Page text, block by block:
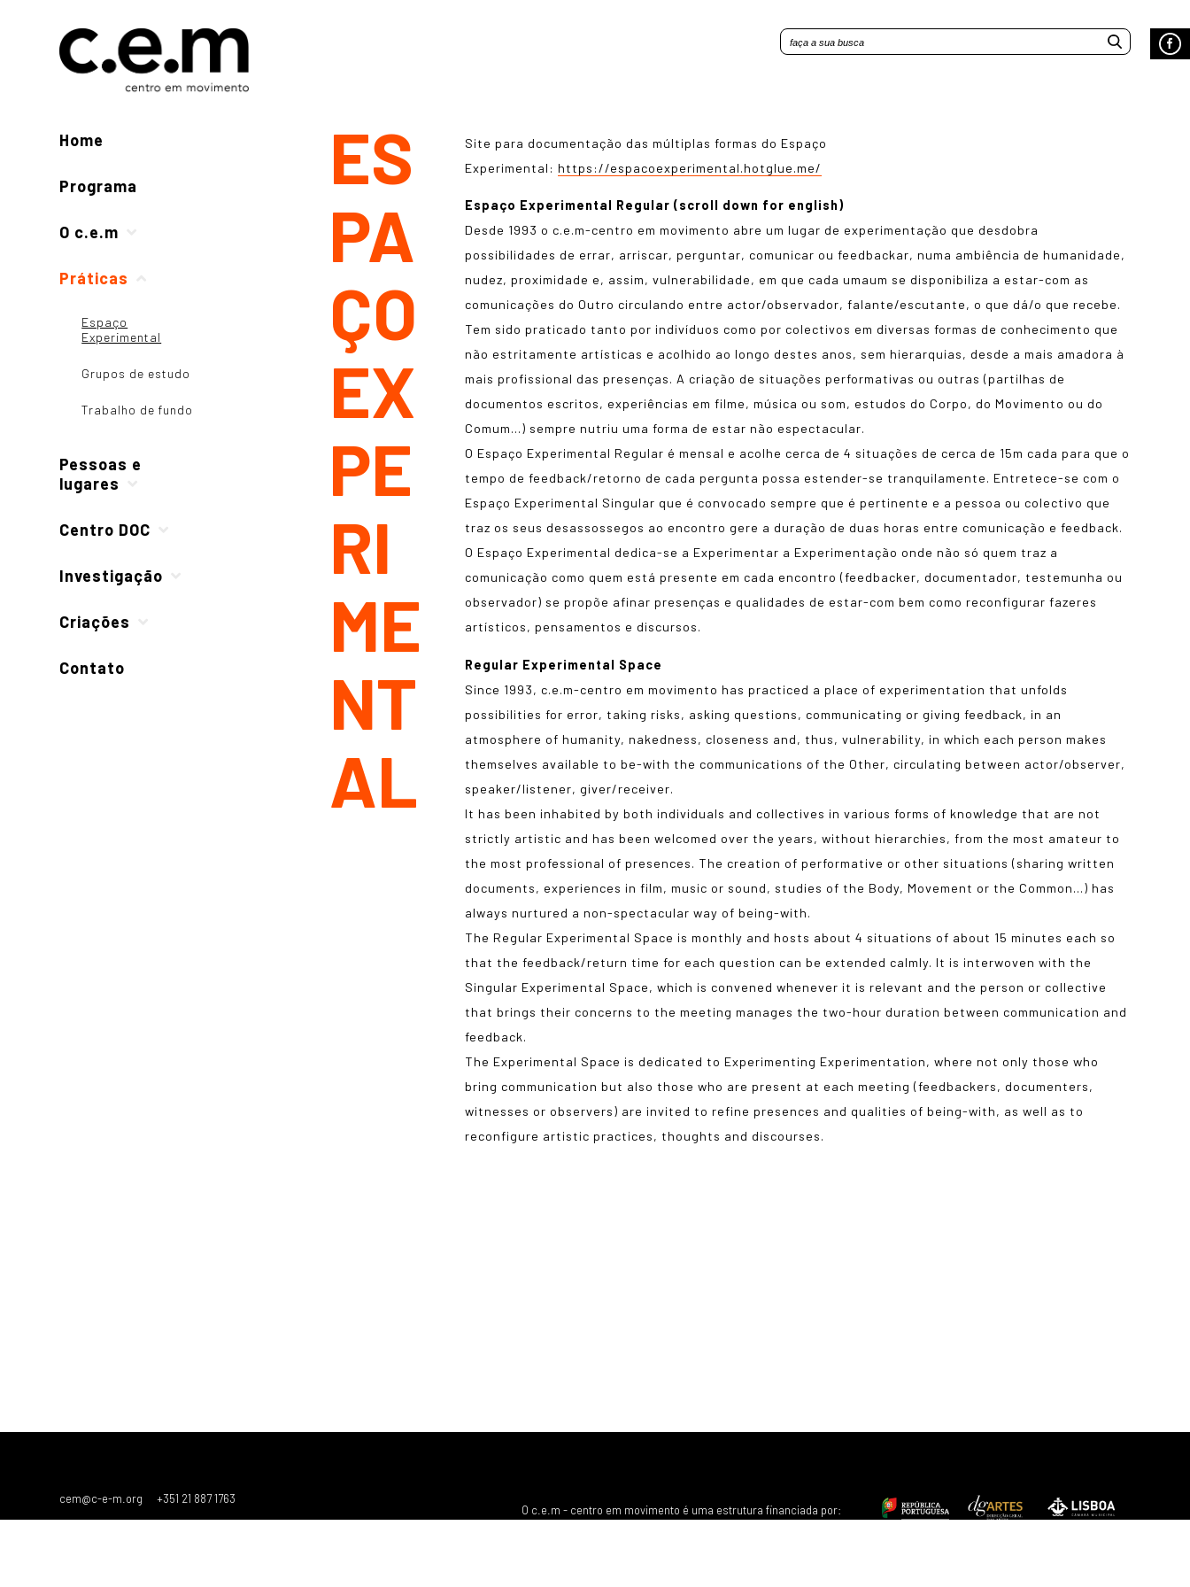
Home
Programa
O c.e.m
Práticas
Espaço
Experimental
Grupos de estudo
Trabalho de fundo
Pessoas e
lugares
Centro DOC
Investigação
Criações
Contato
ES
PA
ÇO
EX
PE
RI
ME
NT
AL
Site para documentação das múltiplas formas do Espaço
Experimental: https://espacoexperimental.hotglue.me/
Espaço Experimental Regular (scroll down for english)
Desde 1993 o c.e.m-centro em movimento abre um lugar de experimentação que desdobra
possibilidades de errar, arriscar, perguntar, comunicar ou feedbackar, numa ambiência de humanidade,
nudez, proximidade e, assim, vulnerabilidade, em que cada umaum se disponibiliza a estar-com as
comunicações do Outro circulando entre actor/observador, falante/escutante, o que dá/o que recebe.
Tem sido praticado tanto por indivíduos como por colectivos em diversas formas de conhecimento que
não estritamente artísticas e acolhido ao longo destes anos, sem hierarquias, desde a mais amadora à
mais profissional das presenças. A criação de situações performativas ou outras (partilhas de
documentos escritos, experiências em filme, música ou som, estudos do Corpo, do Movimento ou do
Comum…) sempre nutriu uma forma de estar não espectacular.
O Espaço Experimental Regular é mensal e acolhe cerca de 4 situações de cerca de 15m cada para que o
tempo de feedback/retorno de cada pergunta possa estender-se tranquilamente. Entretece-se com o
Espaço Experimental Singular que é convocado sempre que é pertinente e a pessoa ou colectivo que
traz os seus desassossegos ao encontro gere a duração de duas horas entre comunicação e feedback.
O Espaço Experimental dedica-se a Experimentar a Experimentação onde não só quem traz a
comunicação como quem está presente em cada encontro (feedbacker, documentador, testemunha ou
observador) se propõe afinar presenças e qualidades de estar-com bem como reconfigurar fazeres
artísticos, pensamentos e discursos.
Regular Experimental Space
Since 1993, c.e.m-centro em movimento has practiced a place of experimentation that unfolds
possibilities for error, taking risks, asking questions, communicating or giving feedback, in an
atmosphere of humanity, nakedness, closeness and, thus, vulnerability, in which each person makes
themselves available to be-with the communications of the Other, circulating between actor/observer,
speaker/listener, giver/receiver.
It has been inhabited by both individuals and collectives in various forms of knowledge that are not
strictly artistic and has been welcomed over the years, without hierarchies, from the most amateur to
the most professional of presences. The creation of performative or other situations (sharing written
documents, experiences in film, music or sound, studies of the Body, Movement or the Common…) has
always nurtured a non-spectacular way of being-with.
The Regular Experimental Space is monthly and hosts about 4 situations of about 15 minutes each so
that the feedback/return time for each question can be extended calmly. It is interwoven with the
Singular Experimental Space, which is convened whenever it is relevant and the person or collective
that brings their concerns to the meeting manages the two-hour duration between communication and
feedback.
The Experimental Space is dedicated to Experimenting Experimentation, where not only those who
bring communication but also those who are present at each meeting (feedbackers, documenters,
witnesses or observers) are invited to refine presences and qualities of being-with, as well as to
reconfigure artistic practices, thoughts and discourses.
cem@c-e-m.org +351 21 887 1763
O c.e.m - centro em movimento é uma estrutura financiada por: